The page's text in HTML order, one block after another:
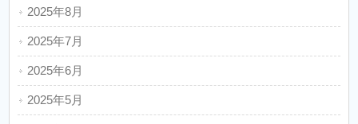
2025年8月
2025年7月
2025年6月
2025年5月